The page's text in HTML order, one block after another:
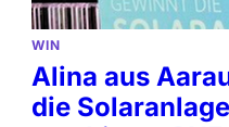
WIN
Alina aus
die